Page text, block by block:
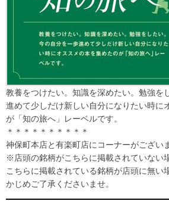
教養をつけたい。知識を深めたい。勉強を
進めて少しだけ新しい自分になりたい時に
が「知の旅へ」レーベルです。
＊＊＊＊＊＊＊＊＊＊
神保町本店と有楽町店にコーナーがござい
※店頭の銘柄がこちらに掲載されていない
こちらに掲載されている銘柄が店頭に無い
かじめご了承くださいませ。